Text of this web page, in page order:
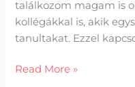
találkozom magam is
kollégákkal is, akik
tanultakat. Ezzel
Read More »